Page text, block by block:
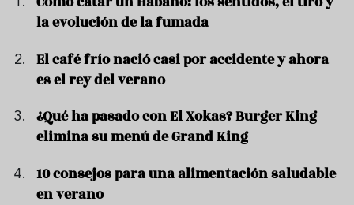
la evolución de la fumada
El café frío nació casi por accidente y ahora
es el rey del verano
¿Qué ha pasado con El Xokas? Burger King
elimina su menú de Grand King
10 consejos para una alimentación saludable
en verano